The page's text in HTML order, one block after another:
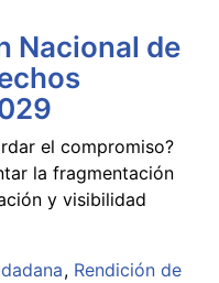
Nacional de
el compromiso?
la fragmentación
y visibilidad
Rendición de